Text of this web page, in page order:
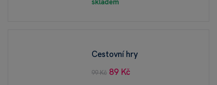
skladem
Cestovní hry
99 Kč 89 Kč